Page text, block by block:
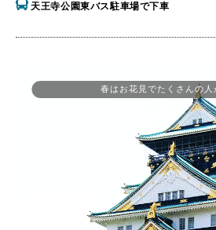
天王寺公園東バス駐車場で下車
春はお花見でたくさんの人